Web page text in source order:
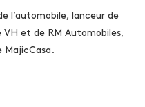
l’automobile, lanceur de
et de RM Automobiles,
MajicCasa.